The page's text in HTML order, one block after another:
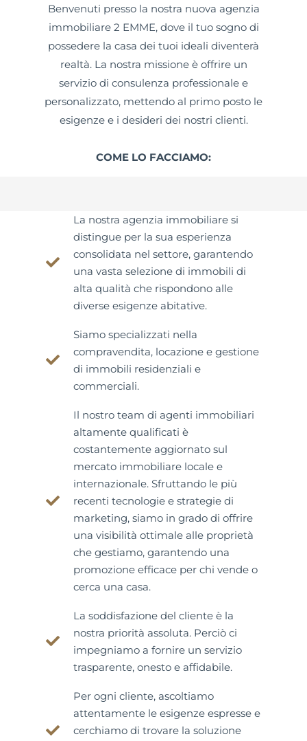
Benvenuti presso la nostra nuova agenzia
immobiliare 2 EMME, dove il tuo sogno di
possedere la casa dei tuoi ideali diventerà
realtà. La nostra missione è offrire un
servizio di consulenza professionale e
personalizzato, mettendo al primo posto le
esigenze e i desideri dei nostri clienti.
COME LO FACCIAMO:
La nostra agenzia immobiliare si
distingue per la sua esperienza
consolidata nel settore, garantendo
una vasta selezione di immobili di
alta qualità che rispondono alle
diverse esigenze abitative.
Siamo specializzati nella
compravendita, locazione e gestione
di immobili residenziali e
commerciali.
Il nostro team di agenti immobiliari
altamente qualificati è
costantemente aggiornato sul
mercato immobiliare locale e
internazionale. Sfruttando le più
recenti tecnologie e strategie di
marketing, siamo in grado di offrire
una visibilità ottimale alle proprietà
che gestiamo, garantendo una
promozione efficace per chi vende o
cerca una casa.
La soddisfazione del cliente è la
nostra priorità assoluta. Perciò ci
impegniamo a fornire un servizio
trasparente, onesto e affidabile.
Per ogni cliente, ascoltiamo
attentamente le esigenze espresse e
cerchiamo di trovare la soluzione